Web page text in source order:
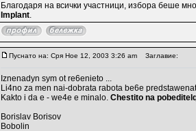
Благодаря на всички участници, избора беше
Implant.
Пуснато на: Сря Ное 12, 2003 3:26 am Заглавие:
Iznenadyn sym ot re6enieto ...
Li4no za men nai-dobrata rabota be6e
Kakto i da e - we4e e minalo. Chestito na
Borislav Borisov
Bobolin